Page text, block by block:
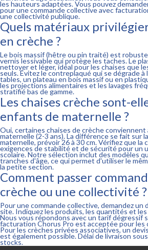
les hauteurs adaptées. Vous pouvez
pour une commande collective avec
une collectivité publique.
Quels matériaux
en crèche ?
Le bois massif (hêtre ou pin traité) est
vernis lessivable qui protège les taches. Le
nettoyer et léger, idéal pour les chaises que
seuls. Évitez le contreplaqué qui se dégrade à
tables, un plateau en bois massif ou en
les projections alimentaires et les lavages
stratifié bas de gamme.
Les chaises crèche sont-
enfants de maternelle ?
Oui, certaines chaises de crèche
maternelle (2-3 ans). La différence se fait sur
maternelle, prévoir 26 à 30 cm. Vérifiez que la
exigences de stabilité et de sécurité pour un
scolaire. Notre sélection inclut des modèles
tranches d'âge, ce qui permet d'utiliser le
la petite section.
Comment passer
crèche ou une collectivité ?
Pour une commande collective, demandez un
site. Indiquez les produits, les quantités et
Nous vous répondons avec un tarif dégressif
facturation Chorus Pro est acceptée pour les
Pour les crèches privées associatives, un
est également possible. Délai de livraison
stocks.
